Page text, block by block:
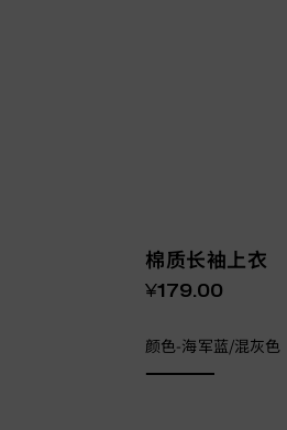
棉质长袖上衣
¥179.00
颜色-海军蓝/混灰色